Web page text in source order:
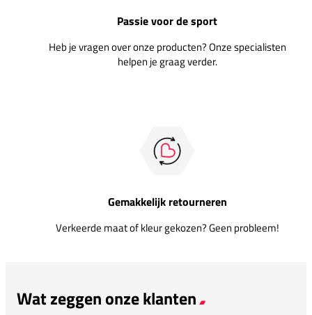
Passie voor de sport
Heb je vragen over onze producten? Onze specialisten
helpen je graag verder.
Gemakkelijk retourneren
Verkeerde maat of kleur gekozen? Geen probleem!
Wat zeggen onze klanten